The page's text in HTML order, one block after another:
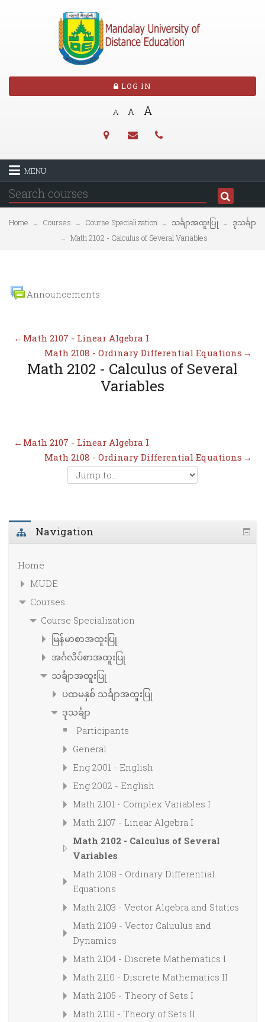
LOG IN
A A A
MENU
Home → Courses → Course Specialization → သင်္ချာအထူးပြု → ဒုသင်္ချာ
→ Math 2102 - Calculus of Several Variables
Announcements
← Math 2107 - Linear Algebra I
Math 2108 - Ordinary Differential Equations →
Math 2102 - Calculus of Several
Variables
← Math 2107 - Linear Algebra I
Math 2108 - Ordinary Differential Equations →
Navigation
Home
MUDE
Courses
Course Specialization
မြန်မာစာအထူးပြု
အင်္ဂလိပ်စာအထူးပြု
သင်္ချာအထူးပြု
ပထမနှစ် သင်္ချာအထူးပြု
ဒုသင်္ချာ
Participants
General
Eng 2001 - English
Eng 2002 - English
Math 2101 - Complex Variables I
Math 2107 - Linear Algebra I
Math 2102 - Calculus of Several
Variables
Math 2108 - Ordinary Differential
Equations
Math 2103 - Vector Algebra and Statics
Math 2109 - Vector Caluulus and
Dynamics
Math 2104 - Discrete Mathematics I
Math 2110 - Discrete Mathematics II
Math 2105 - Theory of Sets I
Math 2110 - Theory of Sets II